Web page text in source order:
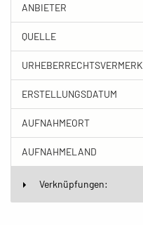
ANBIETER
QUELLE
URHEBERRECHTSVERMERK
ERSTELLUNGSDATUM
AUFNAHMEORT
AUFNAHMELAND
Verknüpfungen: